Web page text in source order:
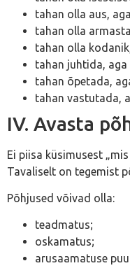
tahan olla aus,
tahan olla
tahan olla
tahan juhtida, aga
tahan õpetada,
tahan vastutada,
IV. Avasta
Ei piisa küsimusest
Tavaliselt on tegemist
Põhjused võivad olla:
teadmatus;
oskamatus;
arusaamatuse